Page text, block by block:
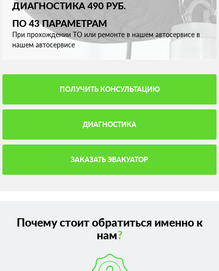
ДИАГНОСТИКА 490 РУБ.
ПО 43 ПАРАМЕТРАМ
При прохождении ТО или ремонте в нашем автосервисе в
нашем автосервисе
ПОЛУЧИТЬ КОНСУЛЬТАЦИЮ
ДИАГНОСТИКА
ЗАКАЗАТЬ ЭВАКУАТОР
Почему стоит обратиться именно к
нам?